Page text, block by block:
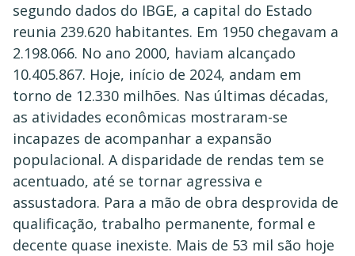
segundo dados do IBGE, a capital do Estado
reunia 239.620 habitantes. Em 1950 chegavam a
2.198.066. No ano 2000, haviam alcançado
10.405.867. Hoje, início de 2024, andam em
torno de 12.330 milhões. Nas últimas décadas,
as atividades econômicas mostraram-se
incapazes de acompanhar a expansão
populacional. A disparidade de rendas tem se
acentuado, até se tornar agressiva e
assustadora. Para a mão de obra desprovida de
qualificação, trabalho permanente, formal e
decente quase inexiste. Mais de 53 mil são hoje